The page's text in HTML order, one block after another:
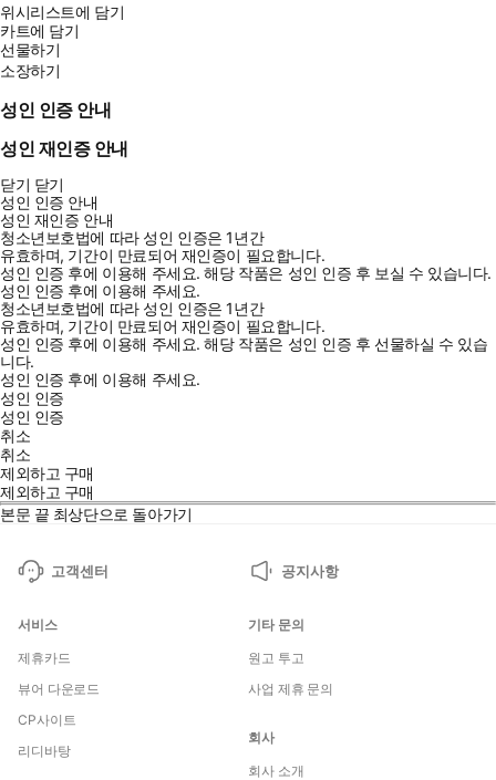
위시리스트에 담기
카트에 담기
선물하기
소장하기
성인 인증 안내
성인 재인증 안내
닫기 닫기
성인 인증 안내
성인 재인증 안내
청소년보호법에 따라 성인 인증은 1년간
유효하며, 기간이 만료되어 재인증이 필요합니다.
성인 인증 후에 이용해 주세요.해당 작품은 성인 인증 후 보실 수 있습니다.
성인 인증 후에 이용해 주세요.
청소년보호법에 따라 성인 인증은 1년간
유효하며, 기간이 만료되어 재인증이 필요합니다.
성인 인증 후에 이용해 주세요.해당 작품은 성인 인증 후 선물하실 수 있습
니다.
성인 인증 후에 이용해 주세요.
성인 인증
성인 인증
취소
취소
제외하고 구매
제외하고 구매
본문 끝 최상단으로 돌아가기
고객센터 공지사항
서비스
제휴카드
뷰어 다운로드
CP사이트
리디바탕
기타 문의
원고 투고
사업 제휴 문의
회사
회사 소개